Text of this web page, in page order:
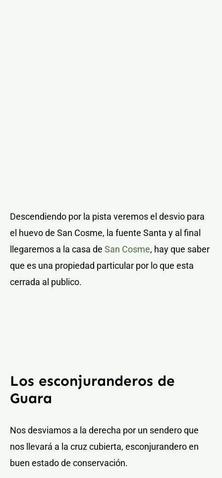
Descendiendo por la pista veremos el desvio para
el huevo de San Cosme, la fuente Santa y al final
llegaremos a la casa de San Cosme, hay que saber
que es una propiedad particular por lo que esta
cerrada al publico.
Los esconjuranderos de
Guara
Nos desviamos a la derecha por un sendero que
nos llevará a la cruz cubierta, esconjurandero en
buen estado de conservación.